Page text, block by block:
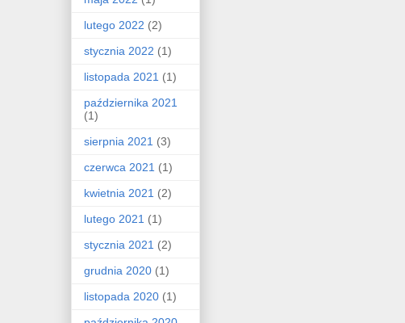
lutego 2022 (2)
stycznia 2022 (1)
listopada 2021 (1)
października 2021
(1)
sierpnia 2021 (3)
czerwca 2021 (1)
kwietnia 2021 (2)
lutego 2021 (1)
stycznia 2021 (2)
grudnia 2020 (1)
listopada 2020 (1)